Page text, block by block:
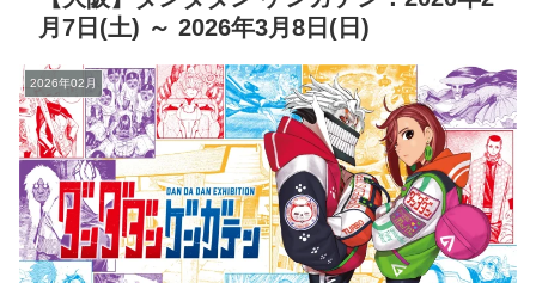
月7日(土) ～ 2026年3月8日(日)
2026年02月